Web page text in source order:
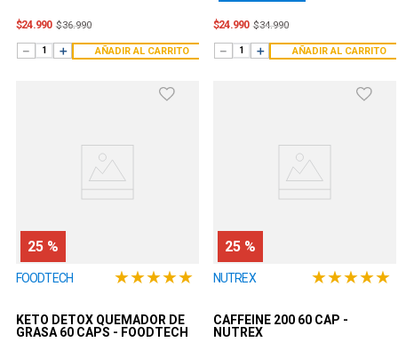
$24.990 $36.990
＋
－ AÑADIR AL CARRITO
$24.990 $34.990
＋
－ AÑADIR AL CARRITO
25 %
FOODTECH ★★★★★
KETO DETOX QUEMADOR DE
GRASA 60 CAPS - FOODTECH
25 %
NUTREX ★★★★★
CAFFEINE 200 60 CAP -
NUTREX